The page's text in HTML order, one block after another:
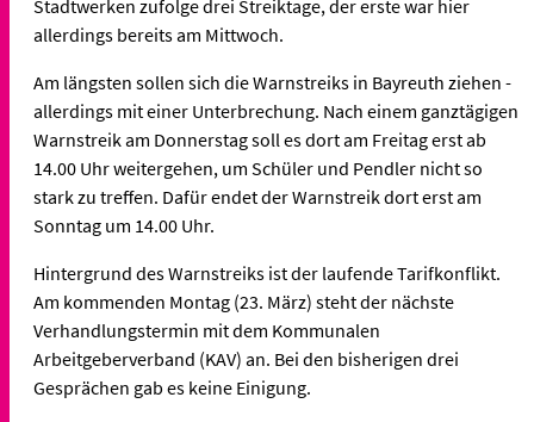
Stadtwerken zufolge drei Streiktage, der erste war hier
allerdings bereits am Mittwoch.
Am längsten sollen sich die Warnstreiks in Bayreuth ziehen -
allerdings mit einer Unterbrechung. Nach einem ganztägigen
Warnstreik am Donnerstag soll es dort am Freitag erst ab
14.00 Uhr weitergehen, um Schüler und Pendler nicht so
stark zu treffen. Dafür endet der Warnstreik dort erst am
Sonntag um 14.00 Uhr.
Hintergrund des Warnstreiks ist der laufende Tarifkonflikt.
Am kommenden Montag (23. März) steht der nächste
Verhandlungstermin mit dem Kommunalen
Arbeitgeberverband (KAV) an. Bei den bisherigen drei
Gesprächen gab es keine Einigung.